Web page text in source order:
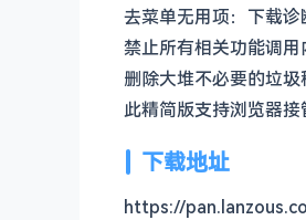
去菜单无用项：下载
禁止所有相关功能调
删除大堆不必要的垃圾
此精简版支持浏览器接
下载地址
https://